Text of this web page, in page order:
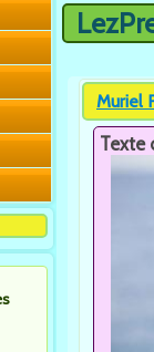
Vous
Muriel
Texte